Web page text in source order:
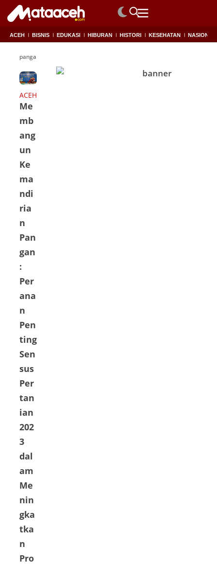
ACEH BISNIS EDUKASI HIBURAN HISTORI KESEHATAN NASIONAL
pangan
ACEH
Me
mb
ang
un
Ke
ma
ndi
ria
n
Pan
gan
:
Per
ana
n
Pen
ting
Sen
sus
Per
tan
ian
202
3
dal
am
Me
nin
gka
tka
n
Pro